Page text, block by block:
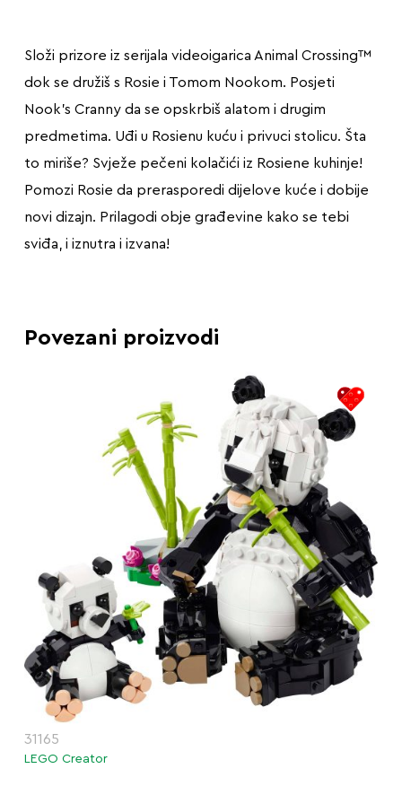
Složi prizore iz serijala videoigarica Animal Crossing™
dok se družiš s Rosie i Tomom Nookom. Posjeti
Nook’s Cranny da se opskrbiš alatom i drugim
predmetima. Uđi u Rosienu kuću i privuci stolicu. Šta
to miriše? Svježe pečeni kolačići iz Rosiene kuhinje!
Pomozi Rosie da prerasporedi dijelove kuće i dobije
novi dizajn. Prilagodi obje građevine kako se tebi
sviđa, i iznutra i izvana!
Povezani proizvodi
31165
LEGO Creator